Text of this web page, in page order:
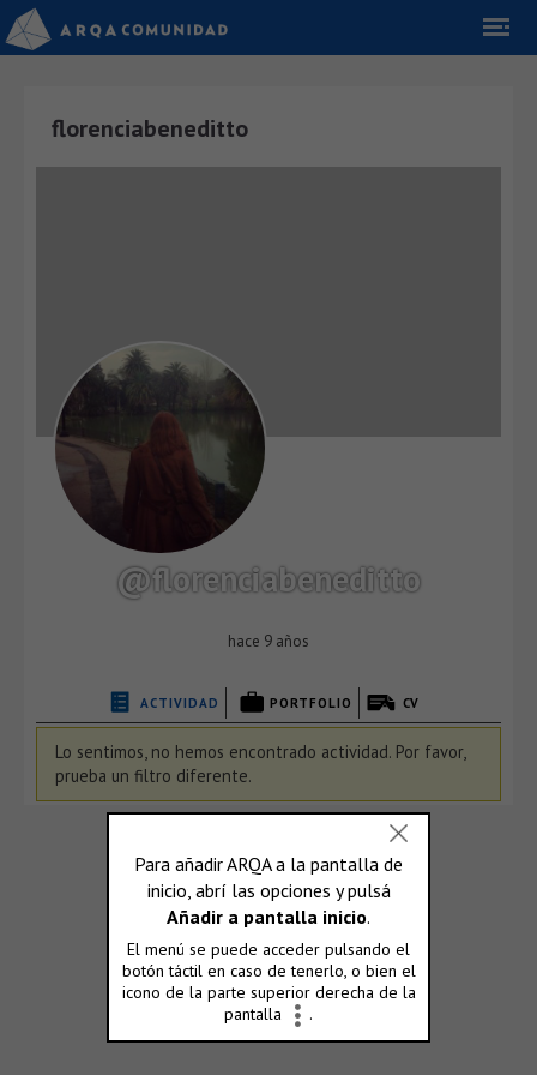
florenciabeneditto
@florenciabeneditto
hace 9 años
ACTIVIDAD PORTFOLIO CV
Lo sentimos, no hemos encontrado actividad. Por favor,
prueba un filtro diferente.